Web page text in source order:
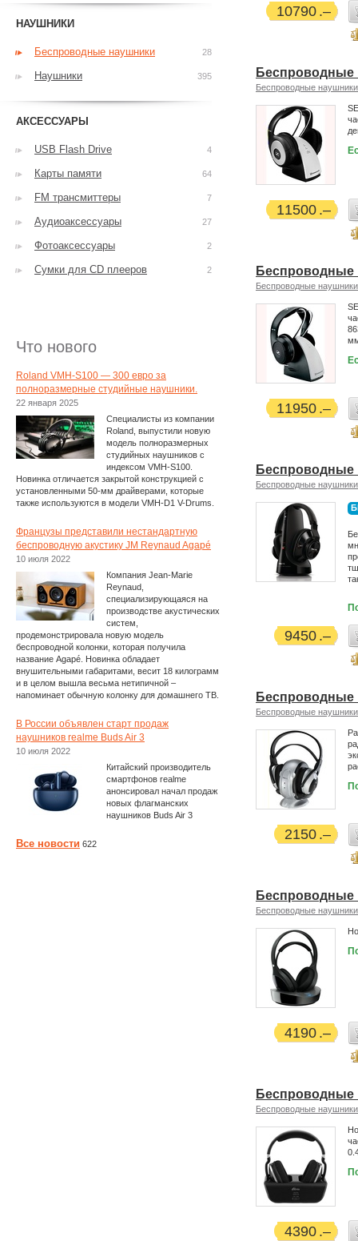
10790
Беспроводные
Беспроводные наушники
11500
Беспроводные
Беспроводные наушники
11950
Беспроводные
Беспроводные наушники
9450
Беспроводные
Беспроводные наушники
2150
Беспроводные
Беспроводные наушники
4190
Беспроводные
Беспроводные наушники
4390
НАУШНИКИ
Беспроводные наушники 28
Наушники 395
АКСЕССУАРЫ
USB Flash Drive 4
Карты памяти 64
FM трансмиттеры 7
Аудиоаксессуары 27
Фотоаксессуары 2
Сумки для CD плееров 2
Что нового
Roland VMH-S100 — 300 евро за
полноразмерные студийные наушники.
22 января 2025
Специалисты из компании
Roland, выпустили новую
модель полноразмерных
студийных наушников с
индексом VMH-S100.
Новинка отличается закрытой конструкцией с
установленными 50-мм драйверами, которые
также используются в модели VMH-D1 V-Drums.
Французы представили нестандартную
беспроводную акустику JM Reynaud Agapé
10 июля 2022
Компания Jean-Marie
Reynaud,
специализирующаяся на
производстве акустических
систем,
продемонстрировала новую модель
беспроводной колонки, которая получила
название Agapé. Новинка обладает
внушительными габаритами, весит 18 килограмм
и в целом вышла весьма нетипичной –
напоминает обычную колонку для домашнего ТВ.
В России объявлен старт продаж
наушников realme Buds Air 3
10 июля 2022
Китайский производитель
смартфонов realme
анонсировал начал продаж
новых флагманских
наушников Buds Air 3
Все новости 622